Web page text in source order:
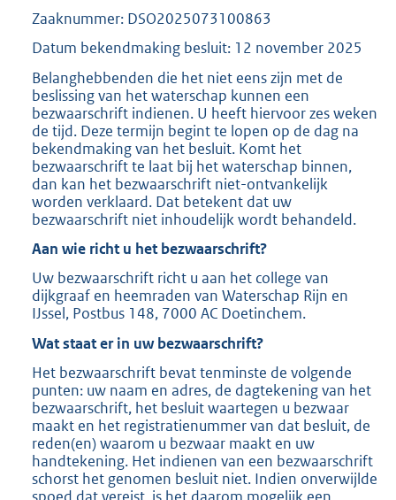
Zaaknummer: DSO2025073100863
Datum bekendmaking besluit: 12 november 2025
Belanghebbenden die het niet eens zijn met de
beslissing van het waterschap kunnen een
bezwaarschrift indienen. U heeft hiervoor zes weken
de tijd. Deze termijn begint te lopen op de dag na
bekendmaking van het besluit. Komt het
bezwaarschrift te laat bij het waterschap binnen,
dan kan het bezwaarschrift niet-ontvankelijk
worden verklaard. Dat betekent dat uw
bezwaarschrift niet inhoudelijk wordt behandeld.
Aan wie richt u het bezwaarschrift?
Uw bezwaarschrift richt u aan het college van
dijkgraaf en heemraden van Waterschap Rijn en
IJssel, Postbus 148, 7000 AC Doetinchem.
Wat staat er in uw bezwaarschrift?
Het bezwaarschrift bevat tenminste de volgende
punten: uw naam en adres, de dagtekening van het
bezwaarschrift, het besluit waartegen u bezwaar
maakt en het registratienummer van dat besluit, de
reden(en) waarom u bezwaar maakt en uw
handtekening. Het indienen van een bezwaarschrift
schorst het genomen besluit niet. Indien onverwijlde